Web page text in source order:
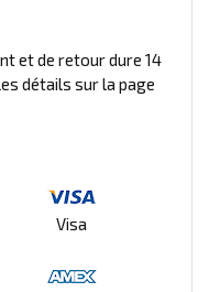
et de retour dure 14
détails sur la page
Visa